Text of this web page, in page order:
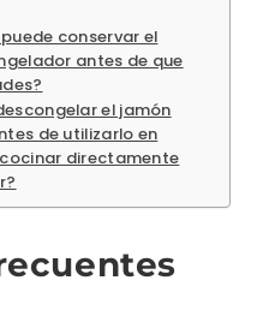
conservar el
antes de que
el jamón
de utilizarlo en
directamente